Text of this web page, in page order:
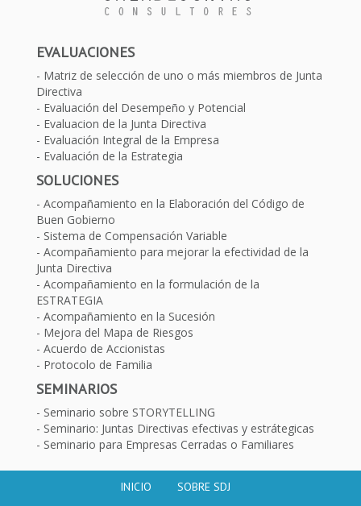
EVALUACIONES
Matriz de selección de uno o más miembros de Junta
Directiva
Evaluación del Desempeño y Potencial
Evaluacion de la Junta Directiva
Evaluación Integral de la Empresa
Evaluación de la Estrategia
SOLUCIONES
Acompañamiento en la Elaboración del Código de
Buen Gobierno
Sistema de Compensación Variable
Acompañamiento para mejorar la efectividad de la
Junta Directiva
Acompañamiento en la formulación de la
ESTRATEGIA
Acompañamiento en la Sucesión
Mejora del Mapa de Riesgos
Acuerdo de Accionistas
Protocolo de Familia
SEMINARIOS
Seminario sobre STORYTELLING
Seminario: Juntas Directivas efectivas y estrátegicas
Seminario para Empresas Cerradas o Familiares
INICIO SOBRE SDJ